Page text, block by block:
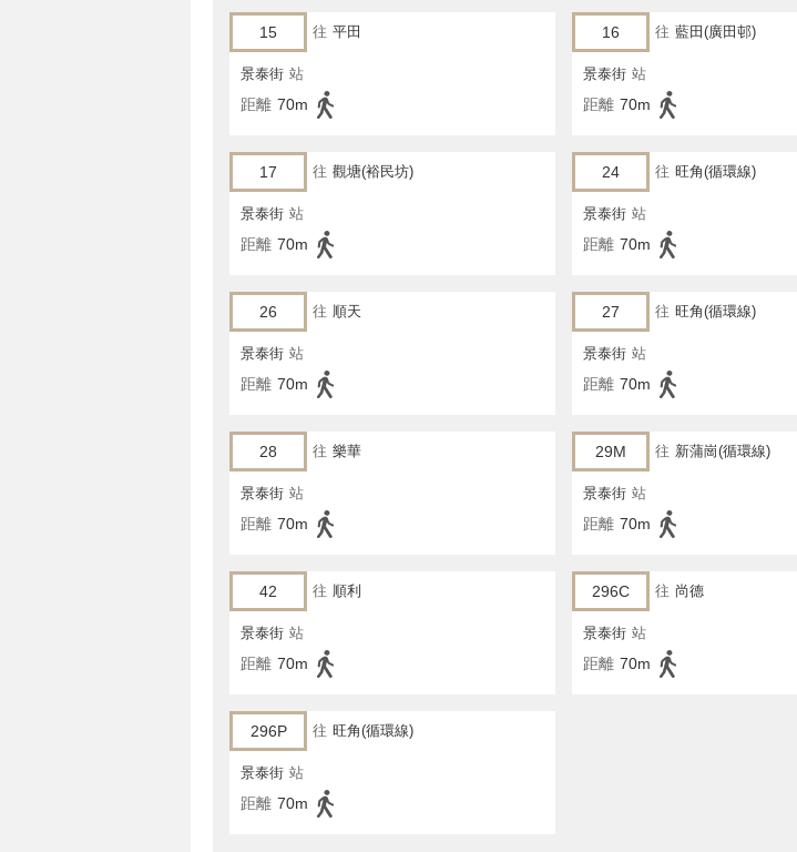
15 往 平田
景泰街 站
距離 70m
16 往 藍田(廣田邨)
景泰街 站
距離 70m
17 往 觀塘(裕民坊)
景泰街 站
距離 70m
24 往 旺角(循環線)
景泰街 站
距離 70m
26 往 順天
景泰街 站
距離 70m
27 往 旺角(循環線)
景泰街 站
距離 70m
28 往 樂華
景泰街 站
距離 70m
29M 往 新蒲崗(循環線)
景泰街 站
距離 70m
42 往 順利
景泰街 站
距離 70m
296C 往 尚德
景泰街 站
距離 70m
296P 往 旺角(循環線)
景泰街 站
距離 70m